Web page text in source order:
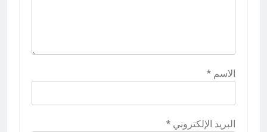
الاسم *
البريد الإلكتروني *